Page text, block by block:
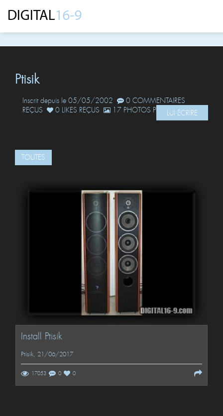
Ptisik
Inscrit depuis le 05/05/2002
0 COMMENTAIRES
REÇUS
0 LIKES REÇUS 17 PHOTOS POSTÉESLUI ÉCRIRE
TOUTES
Install Ptisik
Ptisik, 21/06/2017
17053 0 0